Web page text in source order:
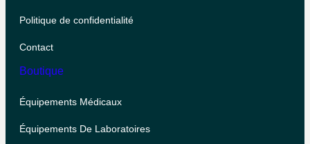
Politique de confidentialité
Contact
Boutique
Équipements Médicaux
Équipements De Laboratoires